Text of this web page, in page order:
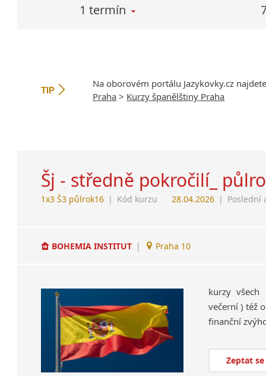
1 termín
TIP
Na oborovém portálu Jazykovky.cz
Praha > Kurzy španělštiny Praha
Šj - středně pokročilí_
1x3 Š3 půlrok16 | Kód kurzu 28.04.2026 | Poslední
BOHEMIA INSTITUT | Praha 10
kurzy
večerní ) též
Zeptat